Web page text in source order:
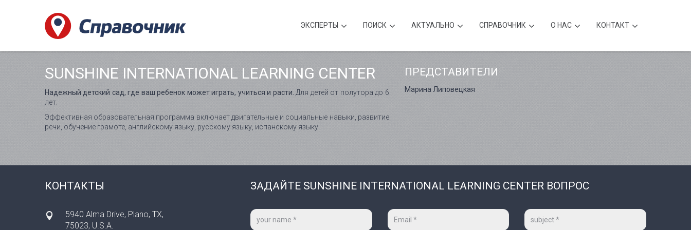
ЭКСПЕРТЫ ПОИСК АКТУАЛЬНО CПРАВОЧНИК О НАС КОНТАКТ
SUNSHINE INTERNATIONAL LEARNING CENTER
Надежный детский сад, где ваш ребенок может играть, учиться и расти. Для детей от полутора до 6
лет.
Эффективная образовательная программа включает двигательные и социальные навыки, развитие
речи, обучение грамоте, английскому языку, русскому языку, испанскому языку.
ПРЕДСТАВИТЕЛИ
Марина Липовецкая
КОНТАКТЫ
5940 Alma Drive, Plano, TX,
75023, U.S.A.
ЗАДАЙТЕ SUNSHINE INTERNATIONAL LEARNING CENTER ВОПРОС
Ваше
имя
Ваш
Тема